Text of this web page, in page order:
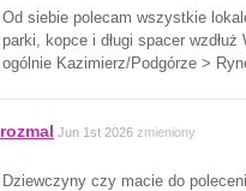
Od siebie polecam wszystkie
parki, kopce i długi spacer
ogólnie Kazimierz/Podgórze >
rozmal Jun 1st 2026 zmieniony
Dziewczyny czy macie do